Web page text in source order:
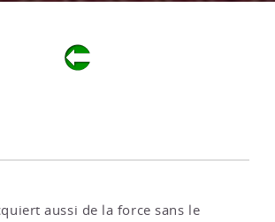
aussi de la force sans le